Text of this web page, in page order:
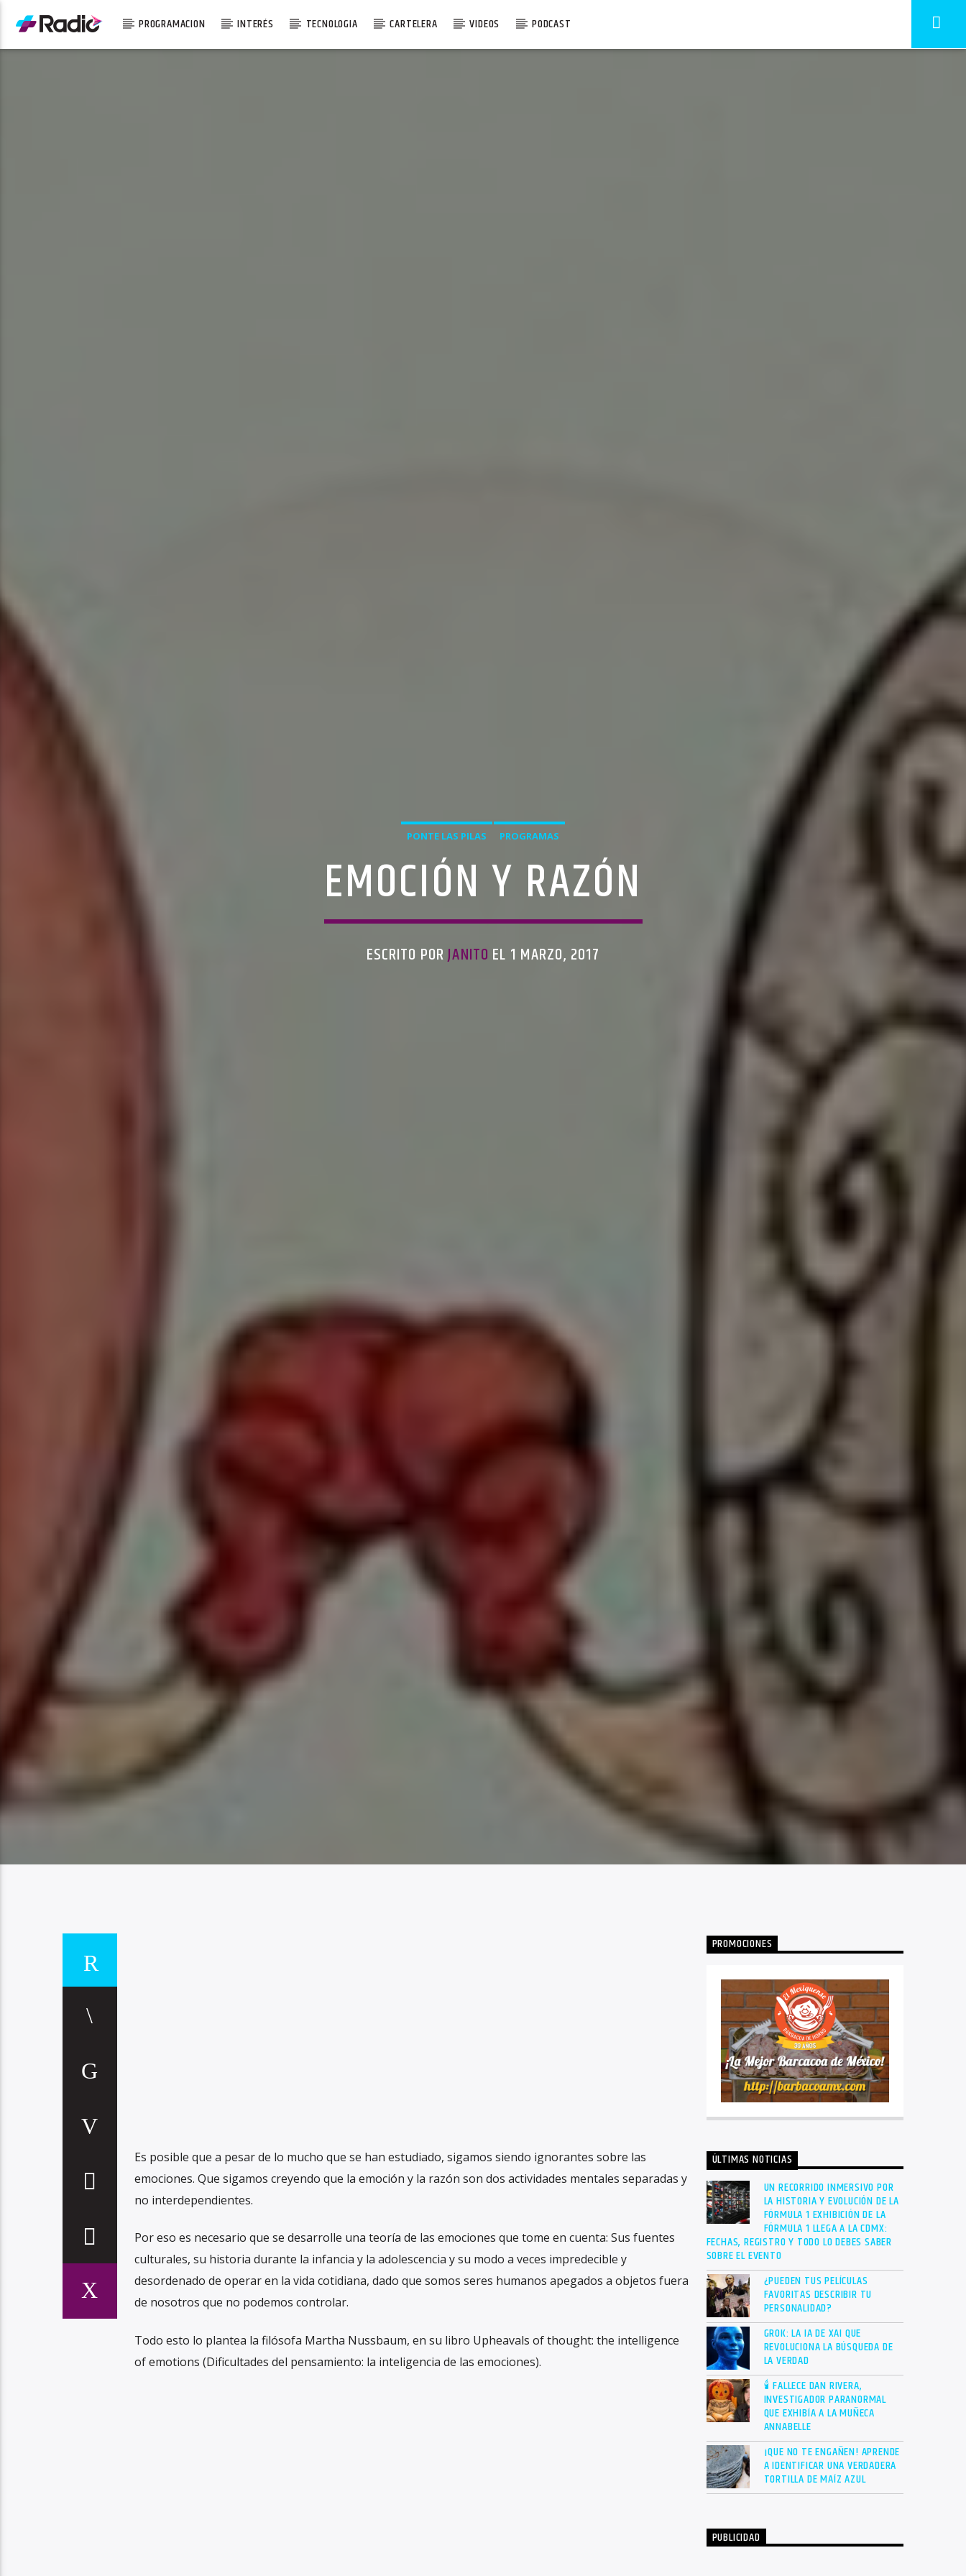
PROGRAMACION INTERÉS TECNOLOGIA CARTELERA VIDEOS PODCAST
PONTE LAS PILAS PROGRAMAS
EMOCIÓN Y RAZÓN
ESCRITO PORJANITO EL 1 MARZO, 2017
Es posible que a pesar de lo mucho que se han estudiado, sigamos siendo ignorantes sobre las
emociones. Que sigamos creyendo que la emoción y la razón son dos actividades mentales separadas y
no interdependientes.
Por eso es necesario que se desarrolle una teoría de las emociones que tome en cuenta: Sus fuentes
culturales, su historia durante la infancia y la adolescencia y su modo a veces impredecible y
desordenado de operar en la vida cotidiana, dado que somos seres humanos apegados a objetos fuera
de nosotros que no podemos controlar.
Todo esto lo plantea la filósofa Martha Nussbaum, en su libro Upheavals of thought: the intelligence
of emotions (Dificultades del pensamiento: la inteligencia de las emociones).
PROMOCIONES
ÚLTIMAS NOTICIAS
UN RECORRIDO INMERSIVO POR
LA HISTORIA Y EVOLUCIÓN DE LA
FÓRMULA 1 EXHIBICIÓN DE LA
FÓRMULA 1 LLEGA A LA CDMX:
FECHAS, REGISTRO Y TODO LO DEBES SABER
SOBRE EL EVENTO
¿PUEDEN TUS PELÍCULAS
FAVORITAS DESCRIBIR TU
PERSONALIDAD?
GROK: LA IA DE XAI QUE
REVOLUCIONA LA BÚSQUEDA DE
LA VERDAD
🕯 FALLECE DAN RIVERA,
INVESTIGADOR PARANORMAL
QUE EXHIBÍA A LA MUÑECA
ANNABELLE
¡QUE NO TE ENGAÑEN! APRENDE
A IDENTIFICAR UNA VERDADERA
TORTILLA DE MAÍZ AZUL
PUBLICIDAD